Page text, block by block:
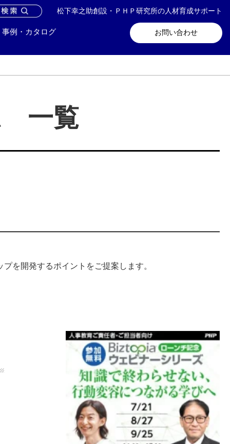
松下幸之助創設・ＰＨＰ研究所の人材育成サポート
お問い合わせ
事例・カタログ
い合わせ メールマガジン登録
一覧
を開発するポイントをご提案します。